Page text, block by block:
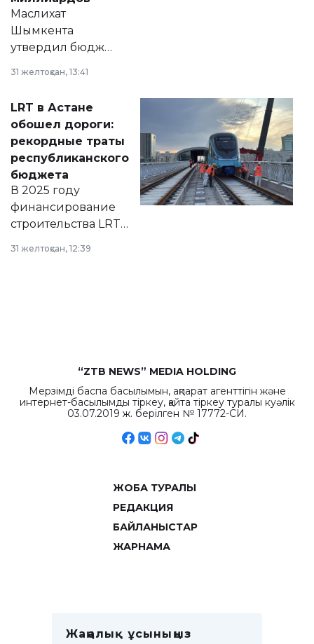
Маслихат
Шымкента
утвердил бюджет
2028 годы.
документ
появился в базе
нормативных
правовых актов и
на сайте маслихат
города.
31 желтоқсан, 13:41
LRT в Астане
обошел дороги:
рекордные траты
республиканского
бюджета
В 2025 году
финансирование
строительства LRT
республиканского
31 желтоқсан, 12:39
“ZTB NEWS” MEDIA HOLDING
Мерзімді баспа басылымын, ақпарат агенттігін және
интернет-басылымды тіркеу, қайта тіркеу туралы куәлік
03.07.2019 ж. берілген № 17772-СИ.
ЖОБА ТУРАЛЫ
РЕДАКЦИЯ
БАЙЛАНЫСТАР
ЖАРНАМА
Жаңалық ұсыныңыз